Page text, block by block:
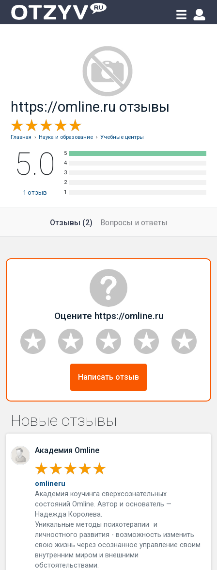
https://omline.ru отзывы
Главная ›Наука и образование ›Учебные центры
5.0
1 отзыв
Отзывы (2) Вопросы и ответы
Оцените https://omline.ru
Написать отзыв
Новые отзывы
Академия Omline
omlineru
Академия коучинга сверхсознательных
состояний Omline. Автор и основатель —
Надежда Королева.
Уникальные методы психотерапии и
личностного развития - возможность изменить
свою жизнь через осознанное управление своим
внутренним миром и внешними
обстоятельствами.